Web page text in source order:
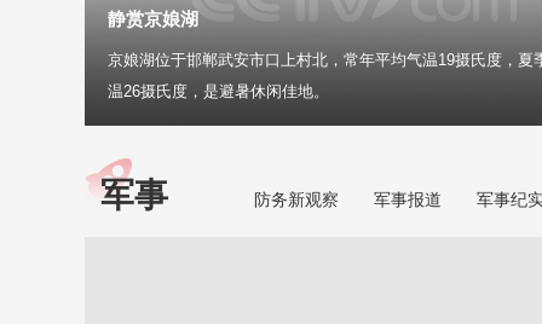
静赏京娘湖
京娘湖位于邯郸武安市口上村北，常年平均气温19摄氏度，夏
温26摄氏度，是避暑休闲佳地。
军事 防务新观察 军事报道 军事纪